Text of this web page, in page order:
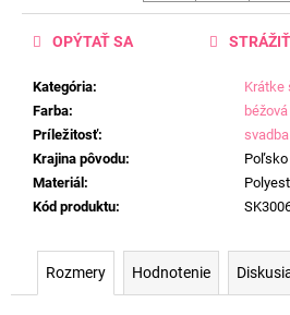
Kategória:
Krátke
Farba:
béžová
Príležitosť:
svadba
Krajina pôvodu:
Poľsko
Materiál:
Kód produktu:
OPÝTAŤ SA STRÁŽIŤ
Rozmery Hodnotenie